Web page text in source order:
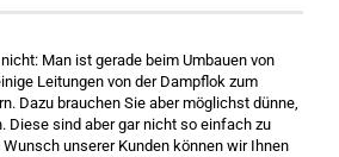
Man ist gerade beim Umbauen von
Leitungen von der Dampflok zum
Dazu brauchen Sie aber möglichst dünne,
Diese sind aber gar nicht so einfach zu
unserer Kunden können wir Ihnen